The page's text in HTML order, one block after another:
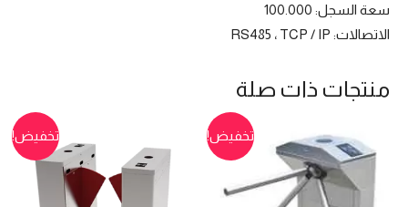
سعة السجل: 100.000
الاتصالات: RS485 ، TCP / IP
منتجات ذات صلة
تخفيض! تخفيض!